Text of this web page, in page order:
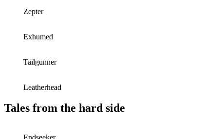
Zepter
Exhumed
Tailgunner
Leatherhead
Tales from the hard side
Endseeker